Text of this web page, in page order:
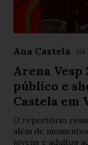
Ana Castela Há
Arena Vesp
público e
Castela em
O repertório
além de
jovens e adultos